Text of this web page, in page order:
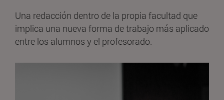
Una redacción dentro de la propia facultad que
implica una nueva forma de trabajo más aplicado
entre los alumnos y el profesorado.